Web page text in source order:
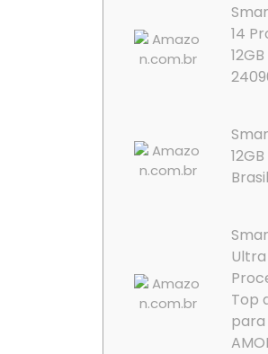
14
Brasil
Ultra
Top
para